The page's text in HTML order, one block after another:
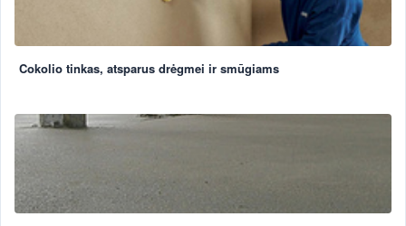
Cokolio tinkas, atsparus drėgmei ir smūgiams